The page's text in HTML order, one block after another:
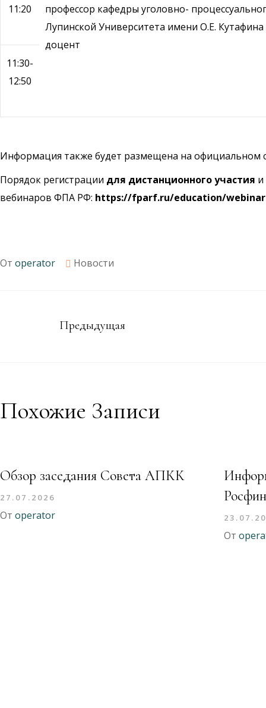
11:20
профессор кафедры уголовно-
Лупинской Университета имени О.Е.
доцент
11:30-
12:50
Информация также будет размещена на
Порядок регистрации для дистанционногоучастия
вебинаров ФПА РФ: https://fparf.ru/education/
От operator Новости
Предыдущая
Похожие Записи
Обзор заседания Совета АПКК
27.07.2026
От operator
От